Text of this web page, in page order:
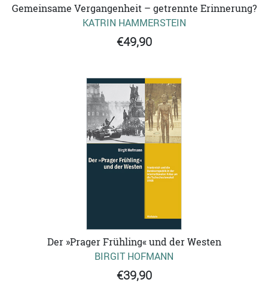
Gemeinsame Vergangenheit – getrennte Erinnerung?
KATRIN HAMMERSTEIN
€49,90
Der »Prager Frühling« und der Westen
BIRGIT HOFMANN
€39,90